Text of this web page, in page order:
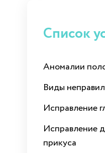
Список
Аномалии
Виды
Исправление
Исправление
прикуса